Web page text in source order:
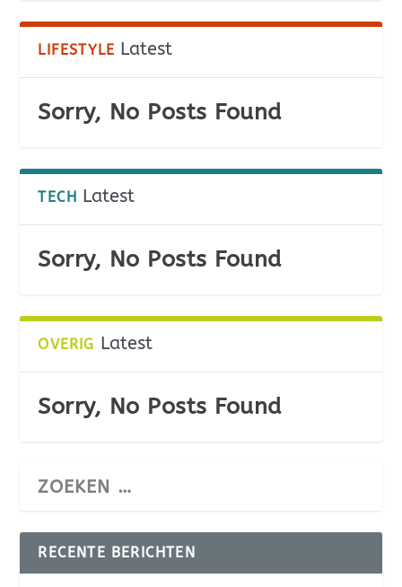
LIFESTYLE Latest
Sorry, No Posts Found
TECH Latest
Sorry, No Posts Found
OVERIG Latest
Sorry, No Posts Found
RECENTE BERICHTEN